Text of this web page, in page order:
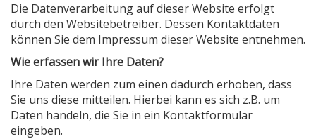
Die Datenverarbeitung auf dieser Website erfolgt
durch den Websitebetreiber. Dessen Kontaktdaten
können Sie dem Impressum dieser Website entnehmen.
Wie erfassen wir Ihre Daten?
Ihre Daten werden zum einen dadurch erhoben, dass
Sie uns diese mitteilen. Hierbei kann es sich z.B. um
Daten handeln, die Sie in ein Kontaktformular
eingeben.